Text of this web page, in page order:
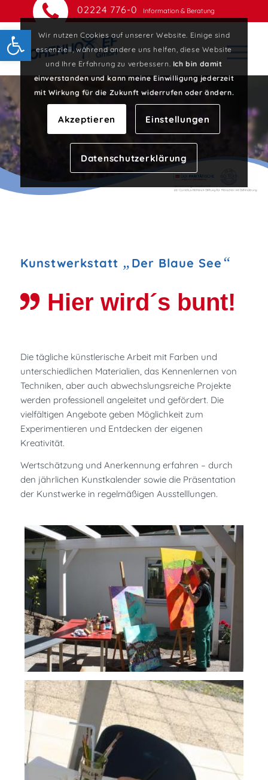
Open toolbar
02224 776-0 Information & Beratung
Kunstwerkstatt „ Der Blaue See “
Hier wird´s bunt!
Die tägliche künstlerische Arbeit mit Farben und
unterschiedlichen Materialien, das Kennenlernen von
Techniken, aber auch abwechslungsreiche Projekte
werden professionell angeleitet und gefördert. Die
vielfältigen Angebote geben Möglichkeit zum
Experimentieren und Entdecken der eigenen
Kreativität.
Wertschätzung und Anerkennung erfahren – durch
den jährlichen Kunstkalender sowie die Präsentation
der Kunstwerke in regelmäßigen Ausstelllungen.
Wir nutzen Cookies auf unserer Website. Einige sind
essenziell, während andere uns helfen, diese Website
und Ihre Erfahrung zu verbessern. Ich bin damit
einverstanden und kann meine Einwilligung jederzeit
mit Wirkung für die Zukunft widerrufen oder ändern.
Akzeptieren Einstellungen
Datenschutzerklärung